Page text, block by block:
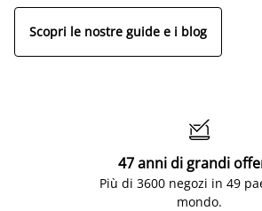
Scopri le nostre guide e i blog

47 anni di grandi
Più di 3600 negozi in 49
mondo.